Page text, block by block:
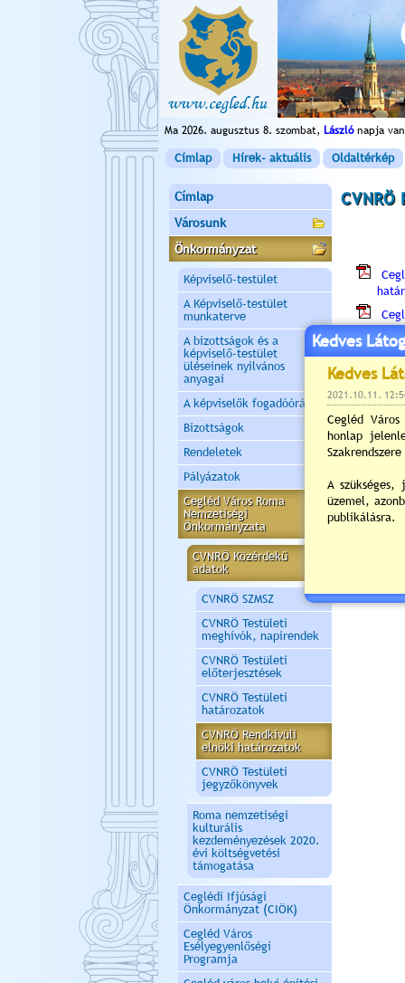
Ma 2026. augusztus 8. szombat, Lászlónapja
Címlap Hírek- aktuális Oldaltérkép
Címlap
Városunk
Önkormányzat
Képviselő-testület
A Képviselő-testület
munkaterve
A bizottságok és a
képviselő-testület
üléseinek nyilvános
anyagai
A képviselők fogadóórái
Bizottságok
Rendeletek
Pályázatok
Cegléd Város Roma
Nemzetiségi
Önkormányzata
CVNRÖ Közérdekű
adatok
CVNRÖ SZMSZ
CVNRÖ Testületi
meghívók, napirendek
CVNRÖ Testületi
előterjesztések
CVNRÖ Testületi
határozatok
CVNRÖ Rendkívüli
elnöki határozatok
CVNRÖ Testületi
jegyzőkönyvek
Roma nemzetiségi
kulturális
kezdeményezések 2020.
évi költségvetési
támogatása
Ceglédi Ifjúsági
Önkormányzat (CIÖK)
Cegléd Város
Esélyegyenlőségi
Programja
CVNRÖ
Kedves